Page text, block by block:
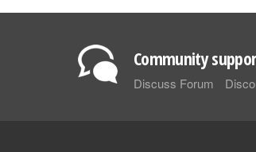
Community
Discuss Forum